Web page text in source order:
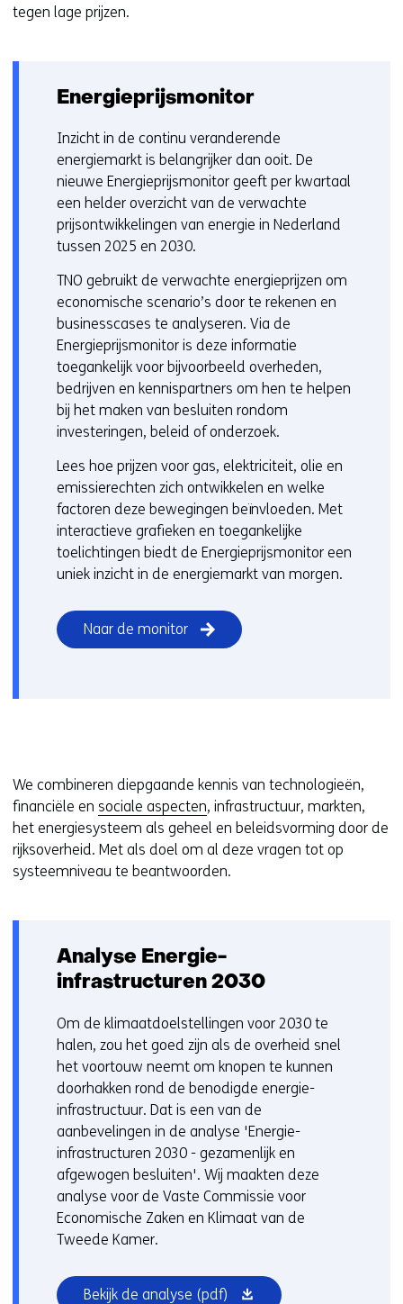
tegen lage prijzen.
Energieprijsmonitor
Inzicht in de continu veranderende
energiemarkt is belangrijker dan ooit. De
nieuwe Energieprijsmonitor geeft per kwartaal
een helder overzicht van de verwachte
prijsontwikkelingen van energie in Nederland
tussen 2025 en 2030.
TNO gebruikt de verwachte energieprijzen om
economische scenario’s door te rekenen en
businesscases te analyseren. Via de
Energieprijsmonitor is deze informatie
toegankelijk voor bijvoorbeeld overheden,
bedrijven en kennispartners om hen te helpen
bij het maken van besluiten rondom
investeringen, beleid of onderzoek.
Lees hoe prijzen voor gas, elektriciteit, olie en
emissierechten zich ontwikkelen en welke
factoren deze bewegingen beïnvloeden. Met
interactieve grafieken en toegankelijke
toelichtingen biedt de Energieprijsmonitor een
uniek inzicht in de energiemarkt van morgen.
Naar de monitor
We combineren diepgaande kennis van technologieën,
financiële en sociale aspecten, infrastructuur, markten,
het energiesysteem als geheel en beleidsvorming door de
rijksoverheid. Met als doel om al deze vragen tot op
systeemniveau te beantwoorden.
Analyse Energie-
infrastructuren 2030
Om de klimaatdoelstellingen voor 2030 te
halen, zou het goed zijn als de overheid snel
het voortouw neemt om knopen te kunnen
doorhakken rond de benodigde energie-
infrastructuur. Dat is een van de
aanbevelingen in de analyse 'Energie-
infrastructuren 2030 - gezamenlijk en
afgewogen besluiten'. Wij maakten deze
analyse voor de Vaste Commissie voor
Economische Zaken en Klimaat van de
Tweede Kamer.
Bekijk de analyse (pdf) (opent